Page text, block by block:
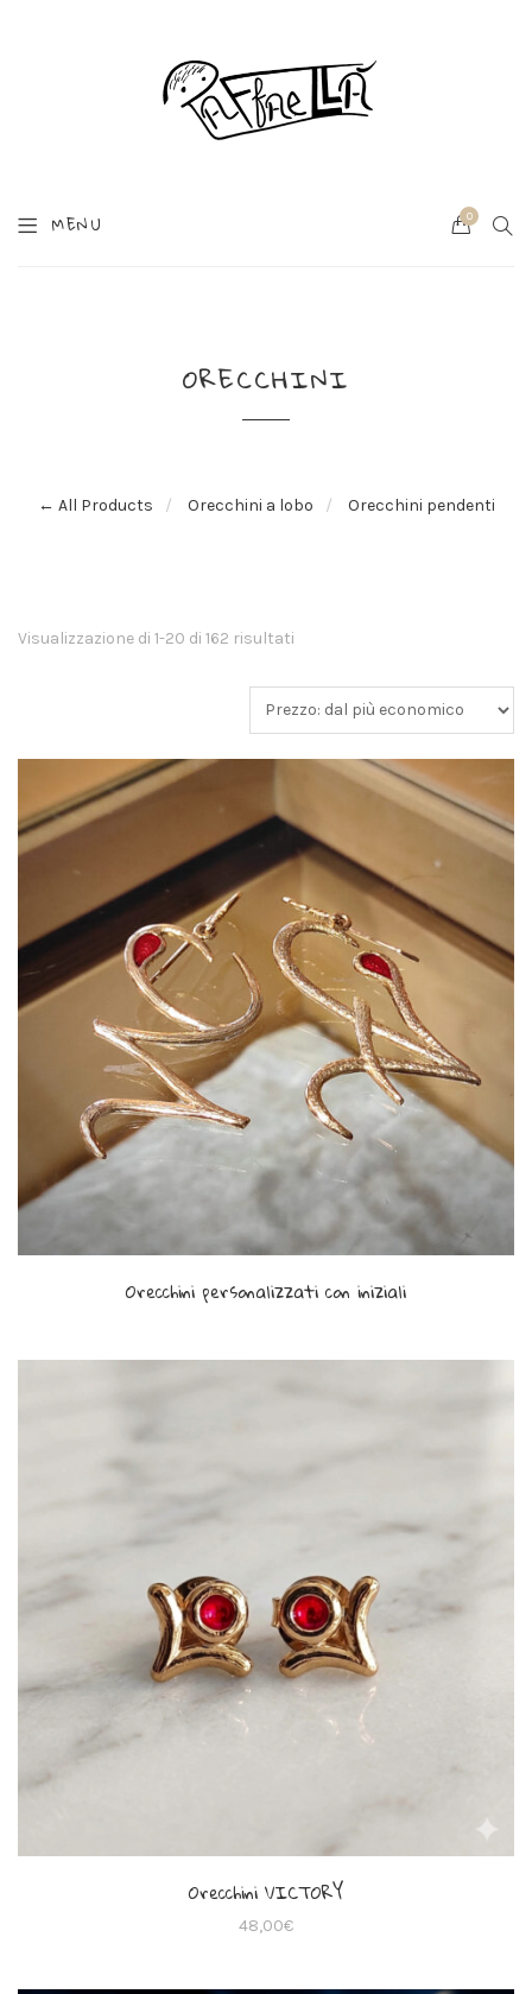
MENU Cart
0
ORECCHINI
← All Products Orecchini a lobo Orecchini pendenti
Visualizzazione di 1-20 di 162 risultati
Orecchini personalizzati con iniziali
Orecchini VICTORY
48,00€